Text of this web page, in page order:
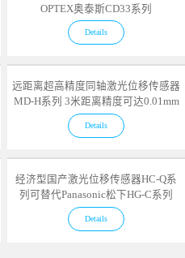
OPTEX奥泰斯CD33系列
Details
远距离超高精度同轴激光位移传感器
MD-H系列 3米距离精度可达0.01mm
Details
经济型国产激光位移传感器HC-Q系
列可替代Panasonic松下HG-C系列
Details